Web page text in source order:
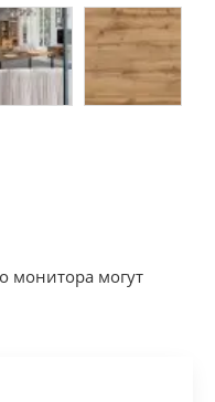
монитора могут